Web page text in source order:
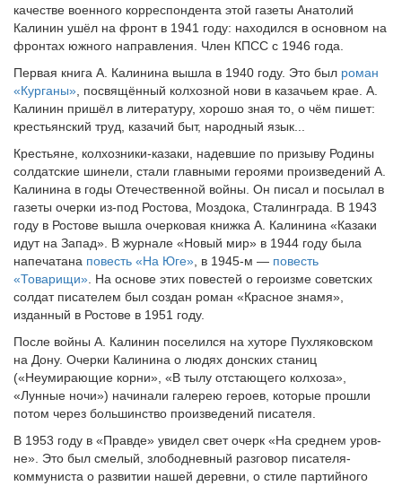
качестве военного корреспондента этой газеты Анатолий
Калинин ушёл на фронт в 1941 году: находился в основном на
фронтах южного направления. Член КПСС с 1946 года.
Первая книга А. Калинина вышла в 1940 году. Это был роман
«Курганы» , посвящённый колхозной нови в казачьем крае. А.
Калинин пришёл в литературу, хорошо зная то, о чём пишет:
крестьянский труд, казачий быт, народный язык...
Крестьяне, колхозники-казаки, надевшие по призыву Родины
солдатские шинели, стали главными героями произведений А.
Ка­линина в годы Отечественной войны. Он писал и посылал в
газе­ты очерки из-под Ростова, Моздока, Сталинграда. В 1943
году в Ростове вышла очерковая книжка А. Калинина «Казаки
идут на Запад». В журнале «Новый мир» в 1944 году была
напечатана повесть «На Юге» , в 1945-м — повесть
«Товарищи» . На основе этих повестей о героизме советских
солдат писателем был создан роман «Красное знамя»,
изданный в Ростове в 1951 году.
После войны А. Калинин поселился на хуторе Пухляковском
на Дону. Очерки Калинина о людях донских станиц
(«Неумираю­щие корни», «В тылу отстающего колхоза»,
«Лунные ночи») начи­нали галерею героев, которые прошли
потом через большинство произведений писателя.
В 1953 году в «Правде» увидел свет очерк «На среднем уров­
не». Это был смелый, злободневный разговор писателя-
коммуниста о развитии нашей деревни, о стиле партийного